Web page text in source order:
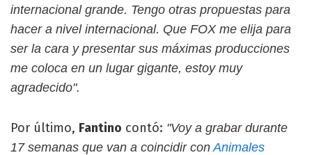
internacional grande. Tengo otras propuestas para
hacer a nivel internacional. Que FOX me elija para
ser la cara y presentar sus máximas producciones
me coloca en un lugar gigante, estoy muy
agradecido".
Por último, Fantino contó: "Voy a grabar durante
17 semanas que van a coincidir con Animales